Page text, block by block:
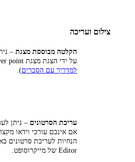
צילום ועריכה
הקלטה מבוססת מצגת –
על ידי הצגת מצגת Power point והקלטת מסך (
למדריך עם הסברים).
עריכת הסרטונים – ניתן
אם אינכם עורכי וידאו
Editor של מייקרוסופט.